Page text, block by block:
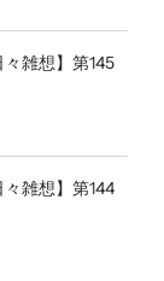
雑想】第145
雑想】第144